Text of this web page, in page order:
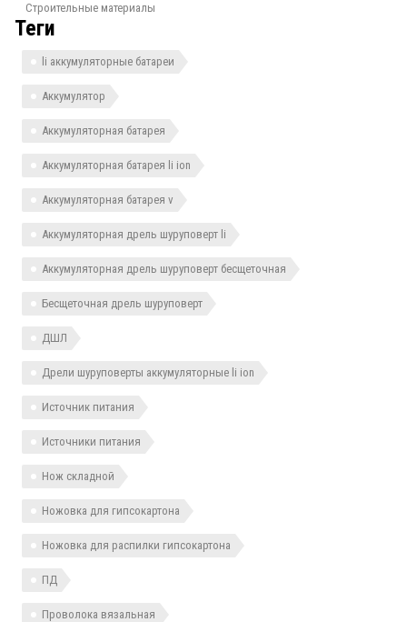
Строительные материалы
Теги
li аккумуляторные батареи
Аккумулятор
Аккумуляторная батарея
Аккумуляторная батарея li ion
Аккумуляторная батарея v
Аккумуляторная дрель шуруповерт li
Аккумуляторная дрель шуруповерт бесщеточная
Бесщеточная дрель шуруповерт
ДШЛ
Дрели шуруповерты аккумуляторные li ion
Источник питания
Источники питания
Нож складной
Ножовка для гипсокартона
Ножовка для распилки гипсокартона
ПД
Проволока вязальная